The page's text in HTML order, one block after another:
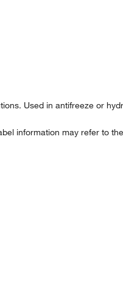
Used in antifreeze or
information may refer to